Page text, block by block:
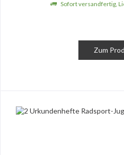
Sofort versandfertig,
Zum